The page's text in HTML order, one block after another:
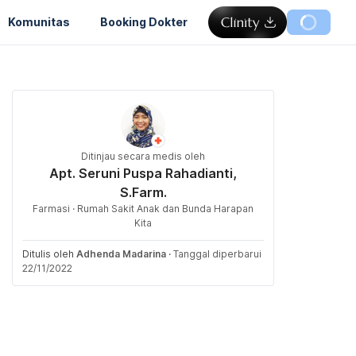
Komunitas Booking Dokter
Ditinjau secara medis oleh
Apt. Seruni Puspa Rahadianti,
S.Farm.
Farmasi · Rumah Sakit Anak dan Bunda Harapan
Kita
Ditulis oleh Adhenda Madarina · Tanggal diperbarui
22/11/2022